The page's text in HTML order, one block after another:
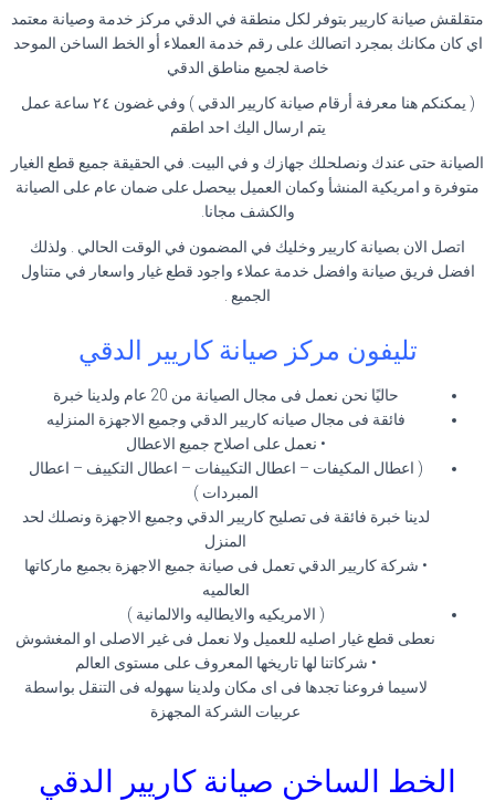
متقلقش صيانة كاريير بتوفر لكل منطقة في الدقي مركز خدمة وصيانة معتمد
اي كان مكانك بمجرد اتصالك على رقم خدمة العملاء أو الخط الساخن الموحد
خاصة لجميع مناطق الدقي
( يمكنكم هنا معرفة أرقام صيانة كاريير الدقي ) وفي غضون ٢٤ ساعة عمل
يتم ارسال اليك احد اطقم
الصيانة حتى عندك ونصلحلك جهازك و في البيت. في الحقيقة جميع قطع الغيار
متوفرة و امريكية المنشأ وكمان العميل بيحصل على ضمان عام على الصيانة
والكشف مجانا.
اتصل الان بصيانة كاريير وخليك في المضمون في الوقت الحالي . ولذلك
افضل فريق صيانة وافضل خدمة عملاء واجود قطع غيار واسعار في متناول
الجميع .
تليفون مركز صيانة كاريير الدقي
حاليًا نحن نعمل فى مجال الصيانة من 20 عام ولدينا خبرة
فائقة فى مجال صيانه كاريير الدقي وجميع الاجهزة المنزليه
• نعمل على اصلاح جميع الاعطال
( اعطال المكيفات – اعطال التكييفات – اعطال التكييف – اعطال
المبردات )
لدينا خبرة فائقة فى تصليح كاريير الدقي وجميع الاجهزة ونصلك لحد
المنزل
• شركة كاريير الدقي تعمل فى صيانة جميع الاجهزة بجميع ماركاتها
العالميه
( الامريكيه والايطاليه والالمانية )
نعطى قطع غيار اصليه للعميل ولا نعمل فى غير الاصلى او المغشوش
• شركاتنا لها تاريخها المعروف على مستوى العالم
لاسيما فروعنا تجدها فى اى مكان ولدينا سهوله فى التنقل بواسطة
عربيات الشركة المجهزة
الخط الساخن صيانة كاريير الدقي